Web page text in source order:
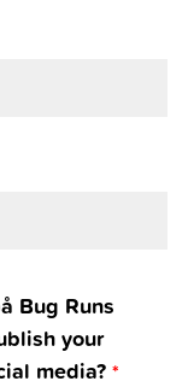
Bug Runs
your
media?*